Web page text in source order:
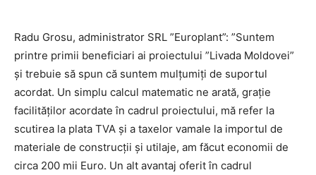
Radu Grosu, administrator SRL ”Europlant”: ”Suntem
printre primii beneficiari ai proiectului ”Livada Moldovei”
și trebuie să spun că suntem mulțumiți de suportul
acordat. Un simplu calcul matematic ne arată, grație
facilităților acordate în cadrul proiectului, mă refer la
scutirea la plata TVA și a taxelor vamale la importul de
materiale de construcții și utilaje, am făcut economii de
circa 200 mii Euro. Un alt avantaj oferit în cadrul